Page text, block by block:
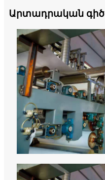
Արտադրական գիծ